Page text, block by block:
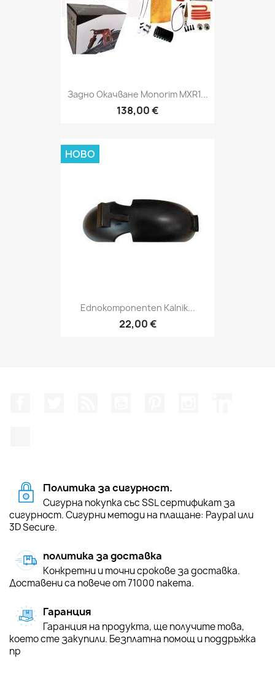
Задно Окачване Monorim MXR1...
138,00 €
Ednokomponenten Kalnik...
22,00 €
НОВО
Политика за сигурност.
Сигурна покупка със SSL сертификат за
сигурност. Сигурни методи на плащане: Paypal или
3D Secure.
политика за доставка
Конкретни и точни срокове за доставка.
Доставени са повече от 71000 пакета.
Гаранция
Гаранция на продукта, ще получите това,
което сте закупили. Безплатна помощ и поддръжка
пр